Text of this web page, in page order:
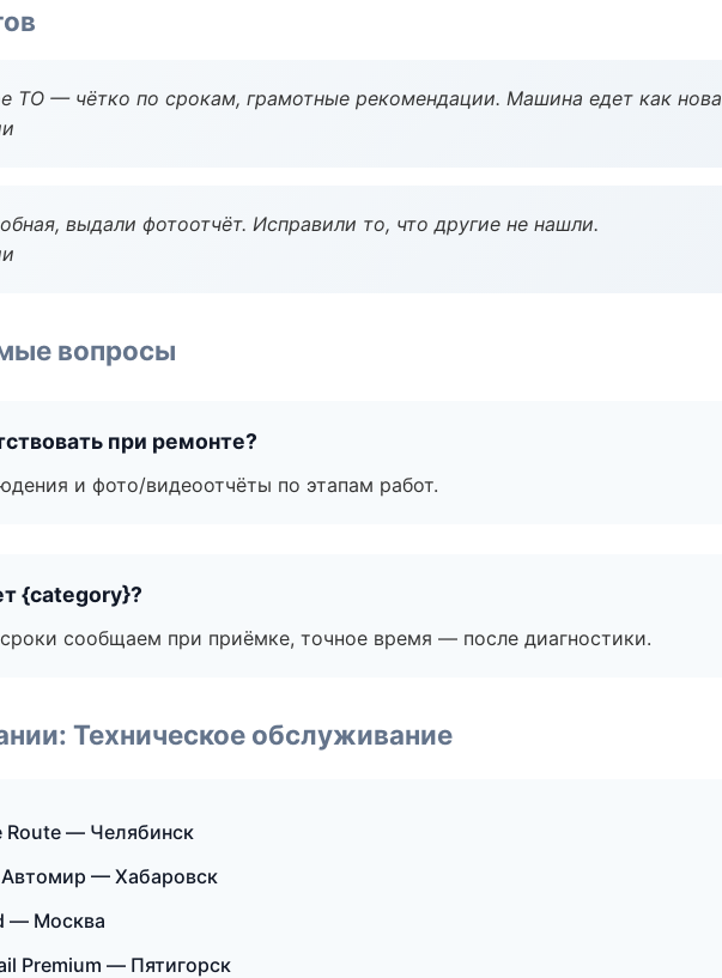
ТО — чётко по срокам, грамотные рекомендации. Машина едет как
выдали фотоотчёт. Исправили то, что другие не нашли.
вопросы
при ремонте?
и фото/видеоотчёты по этапам работ.
{category}?
сообщаем при приёмке, точное время — после диагностики.
Техническое обслуживание
Route — Челябинск
— Хабаровск
— Москва
Premium — Пятигорск